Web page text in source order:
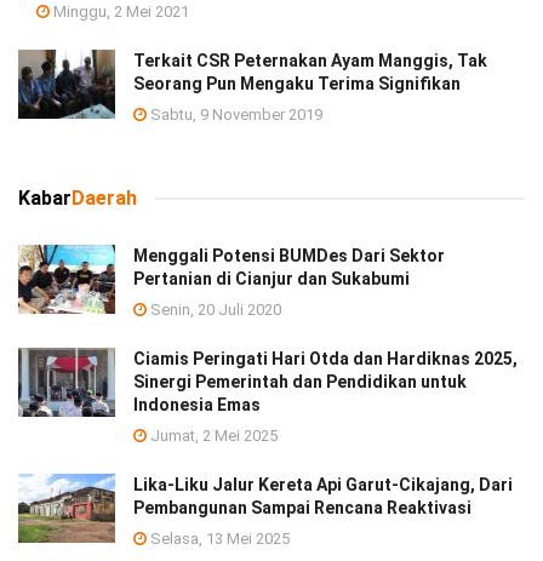
Minggu, 2 Mei 2021
Terkait CSR Peternakan Ayam Manggis, Tak
Seorang Pun Mengaku Terima Signifikan
Sabtu, 9 November 2019
KabarDaerah
Menggali Potensi BUMDes Dari Sektor
Pertanian di Cianjur dan Sukabumi
Senin, 20 Juli 2020
Ciamis Peringati Hari Otda dan Hardiknas 2025,
Sinergi Pemerintah dan Pendidikan untuk
Indonesia Emas
Jumat, 2 Mei 2025
Lika-Liku Jalur Kereta Api Garut-Cikajang, Dari
Pembangunan Sampai Rencana Reaktivasi
Selasa, 13 Mei 2025